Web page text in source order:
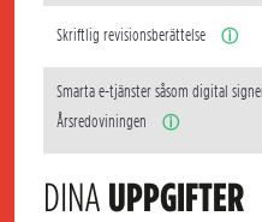
Skriftlig revisionsberättelse ⓘ
Smarta e-tjänster såsom digital
Årsredoviningen
ⓘ
DINA UPPGIFTER